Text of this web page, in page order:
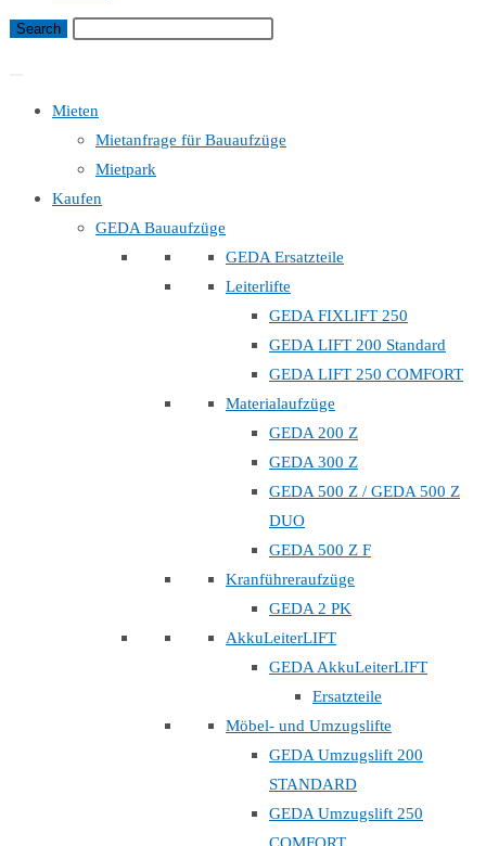
Mieten
Mietanfrage für Bauaufzüge
Mietpark
Kaufen
GEDA Bauaufzüge
GEDA Ersatzteile
Leiterlifte
GEDA FIXLIFT 250
GEDA LIFT 200 Standard
GEDA LIFT 250 COMFORT
Materialaufzüge
GEDA 200 Z
GEDA 300 Z
GEDA 500 Z / GEDA 500 Z
DUO
GEDA 500 Z F
Kranführeraufzüge
GEDA 2 PK
AkkuLeiterLIFT
GEDA AkkuLeiterLIFT
Ersatzteile
Möbel- und Umzugslifte
GEDA Umzugslift 200
STANDARD
GEDA Umzugslift 250